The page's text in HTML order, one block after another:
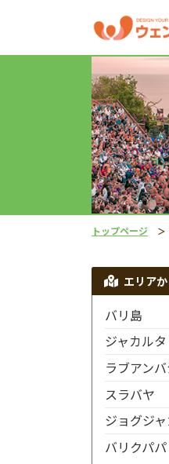
トップページ
エリア
バリ島
ジャカルタ
ラブアンバ
スラバヤ
ジョグジ
バリクパ